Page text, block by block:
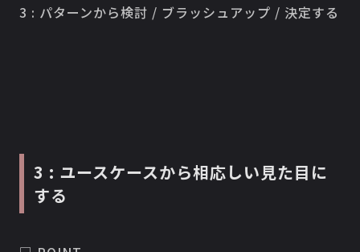
3 : パターンから検討 / ブラッシュアップ / 決定する
3 : ユースケースから相応しい見た目に
する